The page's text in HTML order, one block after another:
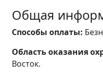
Общая
Способы оплаты:
Область оказания
Восток.